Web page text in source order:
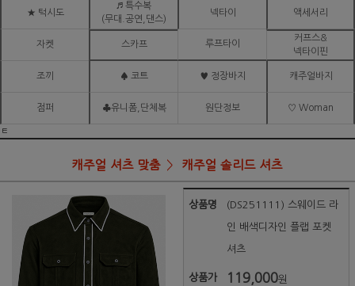
★ 턱시도
♬ 특수복
(무대.공연,댄스)
넥타이 액세서리
자켓 스카프 루프타이
커프스&
넥타이핀
조끼 ♠ 코트 ♥ 정장바지 캐주얼바지
점퍼 ♣유니폼,단체복 원단정보 ♡ Woman
ㅌ
캐주얼 셔츠 맞춤 캐주얼 솔리드 셔츠
상품명 (DS251111) 스웨이드 라
인 배색디자인 플랩 포켓
셔츠
상품가 119,000원